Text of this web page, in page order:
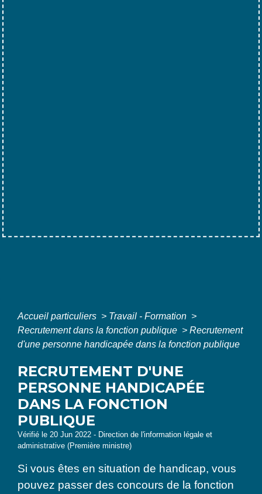
Accueil particuliers > Travail - Formation >
Recrutement dans la fonction publique > Recrutement
d'une personne handicapée dans la fonction publique
RECRUTEMENT D'UNE
PERSONNE HANDICAPÉE
DANS LA FONCTION
PUBLIQUE
Vérifié le 20 Jun 2022 - Direction de l'information légale et
administrative (Première ministre)
Si vous êtes en situation de handicap, vous
pouvez passer des concours de la fonction